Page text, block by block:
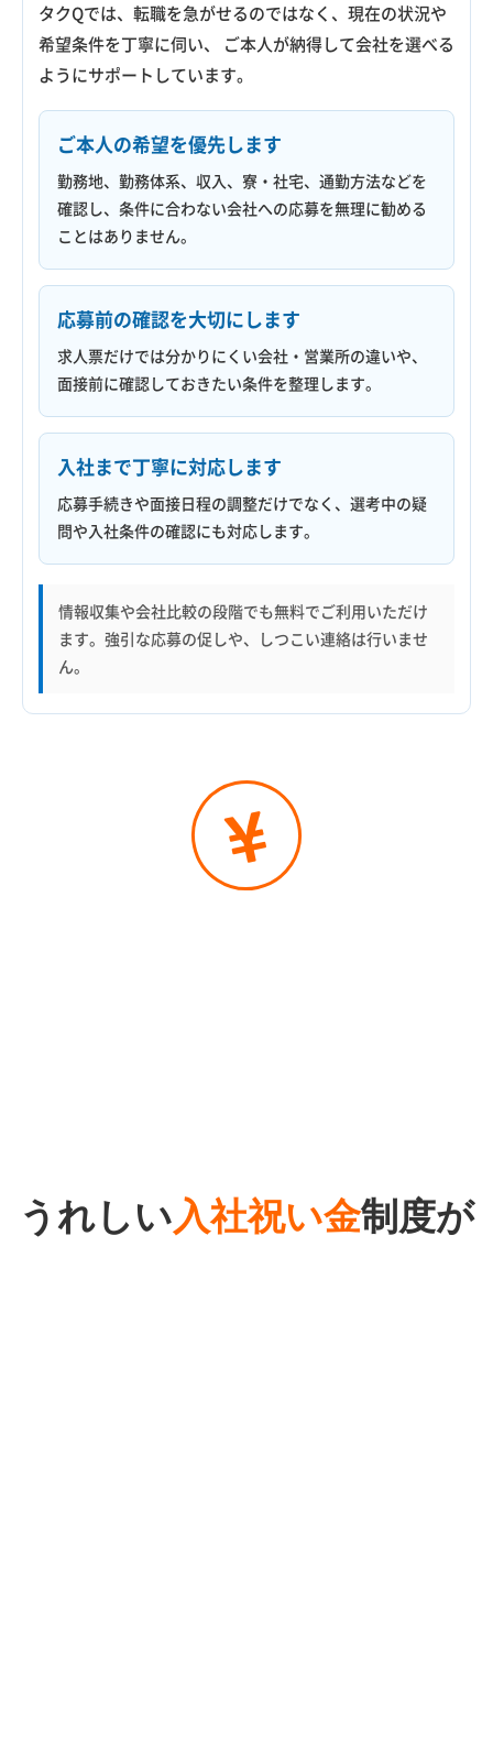
タクQでは、転職を急がせるのではなく、現在の状況や
希望条件を丁寧に伺い、 ご本人が納得して会社を選べる
ようにサポートしています。
ご本人の希望を優先します
勤務地、勤務体系、収入、寮・社宅、通勤方法などを
確認し、条件に合わない会社への応募を無理に勧める
ことはありません。
応募前の確認を大切にします
求人票だけでは分かりにくい会社・営業所の違いや、
面接前に確認しておきたい条件を整理します。
入社まで丁寧に対応します
応募手続きや面接日程の調整だけでなく、選考中の疑
問や入社条件の確認にも対応します。
情報収集や会社比較の段階でも無料でご利用いただけ
ます。強引な応募の促しや、しつこい連絡は行いませ
ん。
うれしい入社祝い金制度が